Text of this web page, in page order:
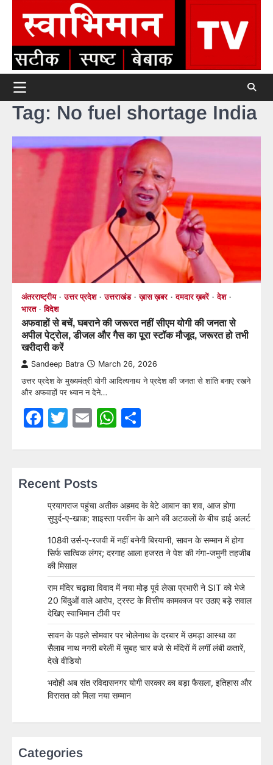
content
Tag: No fuel shortage India
अंतरराष्ट्रीय उत्तर प्रदेश उत्तराखंड ख़ास ख़बर दमदार ख़बरें
देश
भारत
विदेश
अफवाहों से बचें, घबराने की जरूरत नहीं सीएम योगी की जनता से
अपील पेट्रोल, डीजल और गैस का पूरा स्टॉक मौजूद, जरूरत हो तभी
खरीदारी करें
Sandeep Batra March 26, 2026
उत्तर प्रदेश के मुख्यमंत्री योगी आदित्यनाथ ने प्रदेश की जनता से शांति बनाए रखने
और अफवाहों पर ध्यान न देने…
Facebook
Twitter
EmailWhatsApp
Recent Posts
प्रयागराज पहुंचा अतीक अहमद के बेटे आबान का शव, आज होगा
सुपुर्द-ए-खाक; शाइस्ता परवीन के आने की अटकलों के बीच हाई अलर्ट
108वी उर्स-ए-रजवी में नहीं बनेगी बिरयानी, सावन के सम्मान में होगा
सिर्फ सात्विक लंगर; दरगाह आला हजरत ने पेश की गंगा-जमुनी तहजीब
की मिसाल
राम मंदिर चढ़ावा विवाद में नया मोड़ पूर्व लेखा प्रभारी ने SIT को भेजे
20 बिंदुओं वाले आरोप, ट्रस्ट के वित्तीय कामकाज पर उठाए बड़े सवाल
देखिए स्वाभिमान टीवी पर
सावन के पहले सोमवार पर भोलेनाथ के दरबार में उमड़ा आस्था का
सैलाब नाथ नगरी बरेली में सुबह चार बजे से मंदिरों में लगीं लंबी कतारें,
देखे वीडियो
भदोही अब संत रविदासनगर योगी सरकार का बड़ा फैसला, इतिहास और
विरासत को मिला नया सम्मान
Categories